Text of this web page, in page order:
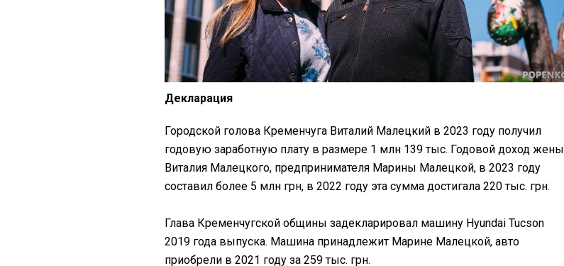
Декларация
Городской голова Кременчуга Виталий Малецкий в 2023 году получил
годовую заработную плату в размере 1 млн 139 тыс. Годовой доход жены
Виталия Малецкого, предпринимателя Марины Малецкой, в 2023 году
составил более 5 млн грн, в 2022 году эта сумма достигала 220 тыс. грн.
Глава Кременчугской общины задекларировал машину Hyundai Tucson
2019 года выпуска. Машина принадлежит Марине Малецкой, авто
приобрели в 2021 году за 259 тыс. грн.